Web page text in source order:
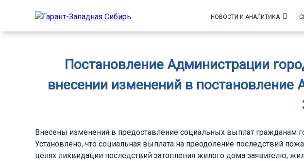
НОВОСТИ И АНАЛИТИКА
Постановление Администрации
внесении изменений в
Внесены изменения в предоставление социальных выплат гражданам
Установлено, что социальная выплата на преодоление последствий
целях ликвидации последствий затопления жилого дома заявителю,